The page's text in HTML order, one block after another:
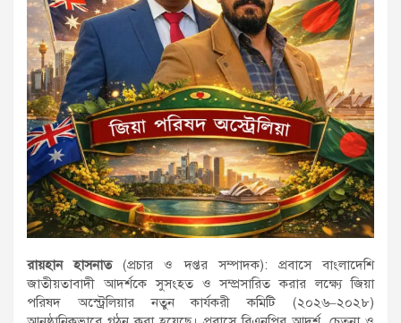
রায়হান হাসনাত(প্রচার ও দপ্তর সম্পাদক): প্রবাসে বাংলাদেশি
জাতীয়তাবাদী আদর্শকে সুসংহত ও সম্প্রসারিত করার লক্ষ্যে জিয়া
পরিষদ অস্ট্রেলিয়ার নতুন কার্যকরী কমিটি (২০২৬–২০২৮)